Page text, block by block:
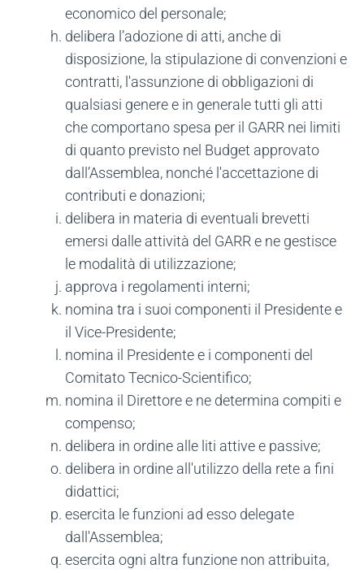
economico del personale;
delibera l’adozione di atti, anche di
disposizione, la stipulazione di convenzioni e
contratti, l'assunzione di obbligazioni di
qualsiasi genere e in generale tutti gli atti
che comportano spesa per il GARR nei limiti
di quanto previsto nel Budget approvato
dall’Assemblea, nonché l'accettazione di
contributi e donazioni;
delibera in materia di eventuali brevetti
emersi dalle attività del GARR e ne gestisce
le modalità di utilizzazione;
approva i regolamenti interni;
nomina tra i suoi componenti il Presidente e
il Vice-Presidente;
nomina il Presidente e i componenti del
Comitato Tecnico-Scientifico;
nomina il Direttore e ne determina compiti e
compenso;
delibera in ordine alle liti attive e passive;
delibera in ordine all'utilizzo della rete a fini
didattici;
esercita le funzioni ad esso delegate
dall'Assemblea;
esercita ogni altra funzione non attribuita,